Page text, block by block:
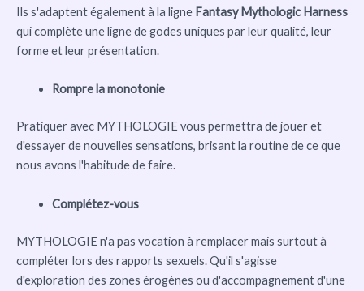
Ils s'adaptent également à la ligne Fantasy Mythologic Harness
qui complète une ligne de godes uniques par leur qualité, leur
forme et leur présentation.
Rompre la monotonie
Pratiquer avec MYTHOLOGIE vous permettra de jouer et
d'essayer de nouvelles sensations, brisant la routine de ce que
nous avons l'habitude de faire.
Complétez-vous
MYTHOLOGIE n'a pas vocation à remplacer mais surtout à
compléter lors des rapports sexuels. Qu'il s'agisse
d'exploration des zones érogènes ou d'accompagnement d'une